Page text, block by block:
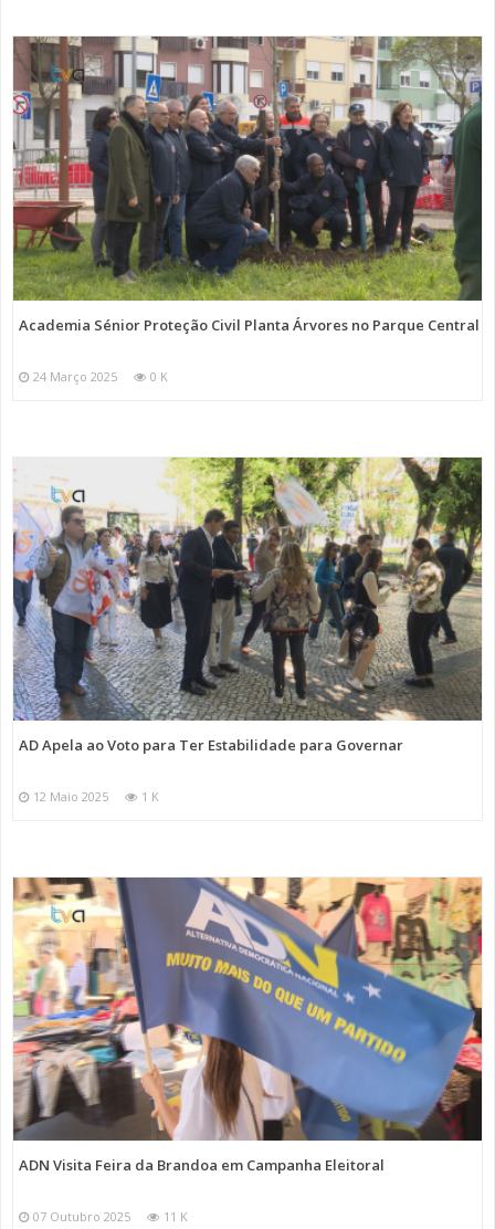
Academia Sénior Proteção Civil Planta Árvores no Parque Central
24 Março 2025 0 K
AD Apela ao Voto para Ter Estabilidade para Governar
12 Maio 2025 1 K
ADN Visita Feira da Brandoa em Campanha Eleitoral
07 Outubro 2025 11 K